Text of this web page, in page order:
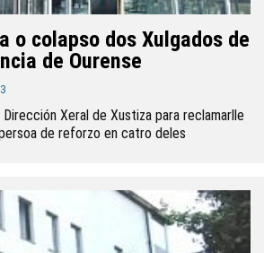
o colapso dos Xulgados de
de Ourense
Xeral de Xustiza para reclamarlle
de reforzo en catro deles